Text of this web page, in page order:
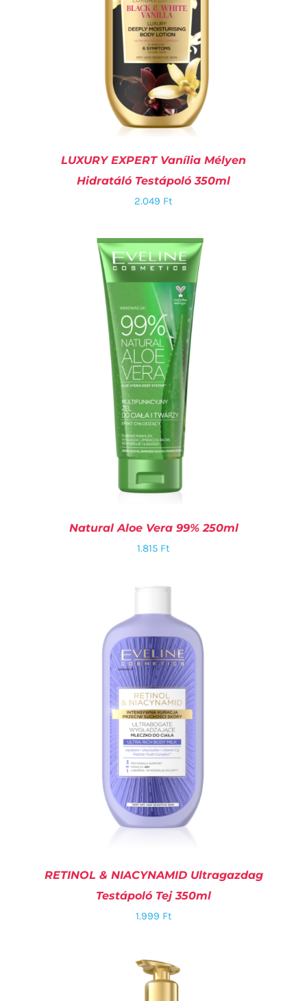
KOSÁRBA TESZEM / RÉSZLETEK
LUXURY EXPERT Vanília Mélyen
Hidratáló Testápoló 350ml
2.049 Ft
KOSÁRBA TESZEM / RÉSZLETEK
Natural Aloe Vera 99% 250ml
1.815 Ft
KOSÁRBA TESZEM RÉSZLETEK
RETINOL & NIACYNAMID Ultragazdag
Testápoló Tej 350ml
1.999 Ft